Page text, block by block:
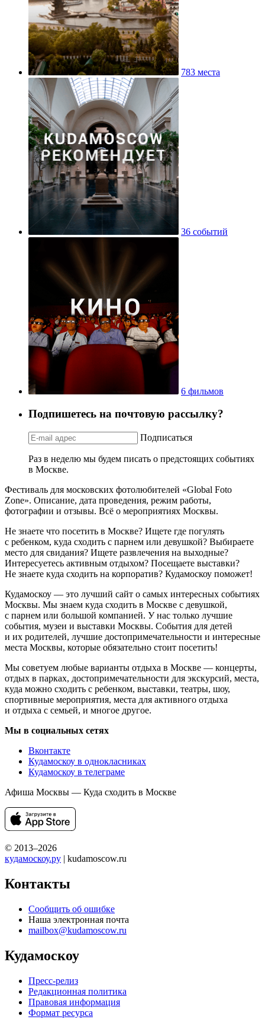
783 места
36 событий
6 фильмов
Подпишетесь на почтовую рассылку?
Подписаться
Раз в неделю мы будем писать о предстоящих событиях
в Москве.
Фестиваль для московских фотолюбителей «Global Foto
Zone». Описание, дата проведения, режим работы,
фотографии и отзывы. Всё о мероприятиях Москвы.
Не знаете что посетить в Москве? Ищете где погулять
с ребенком, куда сходить с парнем или девушкой? Выбираете
место для свидания? Ищете развлечения на выходные?
Интересуетесь активным отдыхом? Посещаете выставки?
Не знаете куда сходить на корпоратив? Кудамоскоу поможет!
Кудамоскоу — это лучший сайт о самых интересных событиях
Москвы. Мы знаем куда сходить в Москве с девушкой,
с парнем или большой компанией. У нас только лучшие
события, музеи и выставки Москвы. События для детей
и их родителей, лучшие достопримечательности и интересные
места Москвы, которые обязательно стоит посетить!
Мы советуем любые варианты отдыха в Москве — концерты,
отдых в парках, достопримечательности для экскурсий, места,
куда можно сходить с ребенком, выставки, театры, шоу,
спортивные мероприятия, места для активного отдыха
и отдыха с семьей, и многое другое.
Мы в социальных сетях
Вконтакте
Кудамоскоу в однокласниках
Кудамоскоу в телеграме
Афиша Москвы — Куда сходить в Москве
© 2013–2026
кудамоскоу.ру | kudamoscow.ru
Контакты
Сообщить об ошибке
Наша электронная почта
mailbox@kudamoscow.ru
Кудамоскоу
Пресс-релиз
Редакционная политика
Правовая информация
Формат ресурса